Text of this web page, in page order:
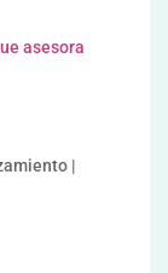
asesora
|